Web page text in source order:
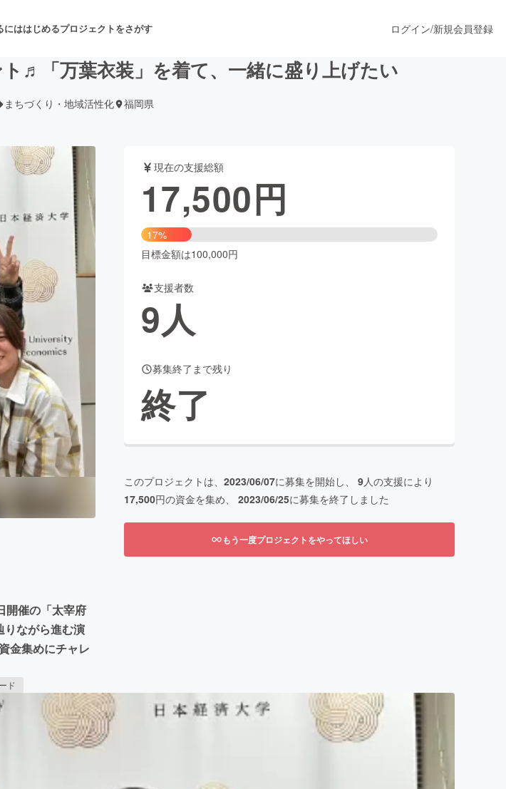
にははじめるプロジェクトをさがす
舞台・パフォーマンス
フード・飲食店 ファッション
アニメ・漫画
ビューティー・ヘルスケア
GoodCAMPFIRE Creation
納税machi-ya コミュニティ
ログイン/新規会員登録
ト♬「万葉衣装」を着て、一緒に盛り上げたい
まちづくり・地域活性化 福岡県
開催の「太宰府
りながら進む演
金集めにチャレ
ド
現在の支援総額
17,500円
17%
目標金額は100,000円
支援者数
9人
募集終了まで残り
終了
このプロジェクトは、 2023/06/07に募集を開始し、 9人の支援により
17,500円の資金を集め、 2023/06/25に募集を終了しました
もう一度プロジェクトをやってほしい